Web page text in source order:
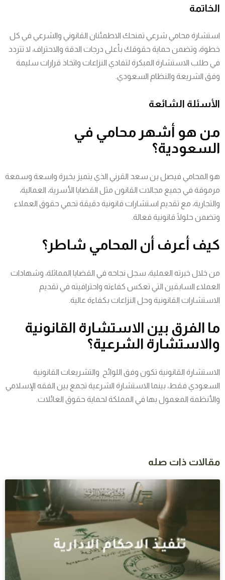
الخاتمة
استشارة محامي شرعي تمنحك الاطمئنان القانوني والشرعي في كل
خطوة، وتضمن حماية حقوقك بأعلى درجات الدقة والاحتراف، لا تتردد
في طلب الاستشارة المبكرة لتفادي النزاعات واتخاذ قرارات سليمة
وفق الشريعة والنظام السعودي.
الأسئلة الشائعة
من هو أشهر محامي في
السعودية؟
هو المحامي فيصل بن سعد القرني الذي يتميز بخبرة واسعة وسمعة
مرموقة في جميع مجالات القانون مثل القضايا الأسرية، العمالية،
والتجارية، مع تقديم استشارات قانونية دقيقة تحمي حقوق العملاء
وتضمن حلولًا قانونية فعالة.
كيف أعرف أن المحامي شاطر؟
من خلال خبرته العملية، سجل نجاحه في القضايا المماثلة، وشهادات
العملاء السابقين التي تعكس كفاءته واحترافيته في تقديم
الاستشارات القانونية وحل النزاعات بكفاءة عالية.
ما الفرق بين الاستشارة القانونية
والاستشارة الشرعية؟
الاستشارة القانونية تكون وفق اللوائح والتشريعات القانونية
السعودي فقط، بينما الاستشارة الشرعية تجمع بين الفقه الإسلامي
والأنظمة المعمول بها في المملكة لحماية حقوق العائلات.
مقالات ذات صله